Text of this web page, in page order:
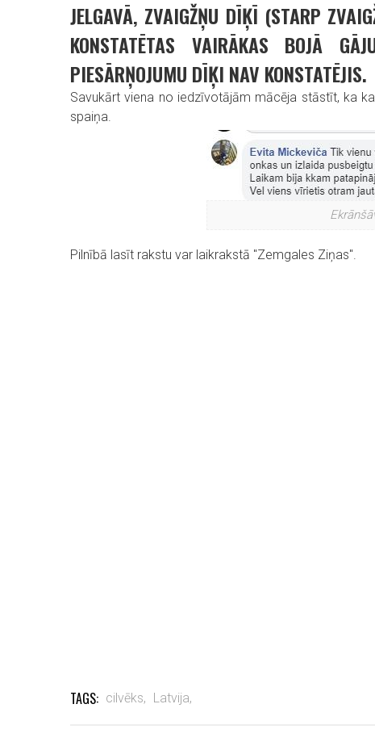
JELGAVĀ, ZVAIGŽŅU DĪĶĪ (STARP
KONSTATĒTAS VAIRĀKAS BOJĀ
PIESĀRŅOJUMU DĪĶI NAV KONSTATĒJIS.
Savukārt viena no iedzīvotājām mācēja stāstīt, ka
spaiņa.
Pilnībā lasīt rakstu var laikrakstā "Zemgales Ziņas".
TAGS: cilvēks, Latvija,